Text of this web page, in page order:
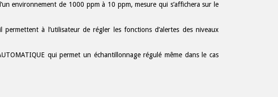
environnement de 1000 ppm à 10 ppm, mesure qui s’affichera sur le
permettent à l’utilisateur de régler les fonctions d’alertes des niveaux
qui permet un échantillonnage régulé même dans le cas